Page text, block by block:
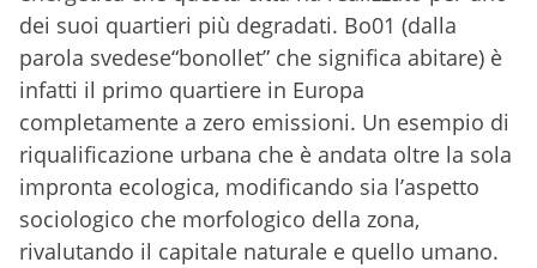
dei suoi quartieri più degradati. Bo01 (dalla
parola svedese“bonollet” che significa abitare) è
infatti il primo quartiere in Europa
completamente a zero emissioni. Un esempio di
riqualificazione urbana che è andata oltre la sola
impronta ecologica, modificando sia l’aspetto
sociologico che morfologico della zona,
rivalutando il capitale naturale e quello umano.